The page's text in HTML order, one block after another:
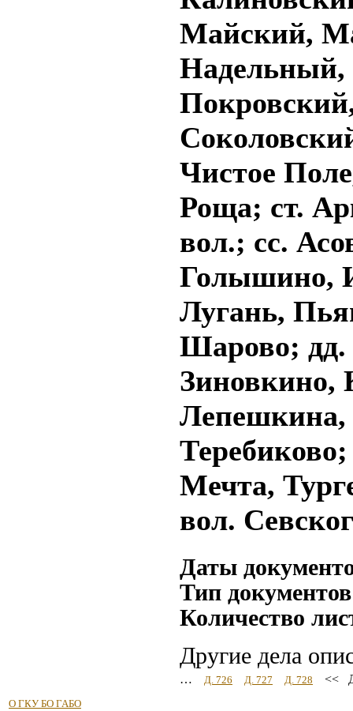
Майский,
Надельный,
Чистое
Роща; ст.
вол.; сс.
Голышино,
Лугань,
Шарово;
Зиновкино,
Лепешкина,
Мечта,
вол.
Даты
Тип документов
Количество
Другие дела
… Д. 726 Д. 727 Д. 728 <<
О ГКУ БО ГАБО